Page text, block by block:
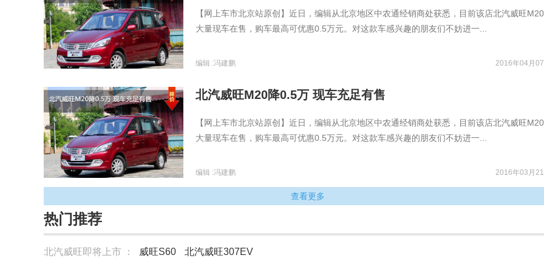
【网上车市北京站原创】近日，编辑从北京地区中农通经销商处获悉，目前该店北汽威旺
大量现车在售，购车最高可优惠0.5万元。对这款车感兴趣的朋友们不妨进一...
编辑 :冯建鹏 2016年04月
北汽威旺M20降0.5万 现车充足有售
【网上车市北京站原创】近日，编辑从北京地区中农通经销商处获悉，目前该店北汽威旺
大量现车在售，购车最高可优惠0.5万元。对这款车感兴趣的朋友们不妨进一...
编辑 :冯建鹏 2016年03月
查看更多
热门推荐
北汽威旺即将上市 ： 威旺S60 北汽威旺307EV